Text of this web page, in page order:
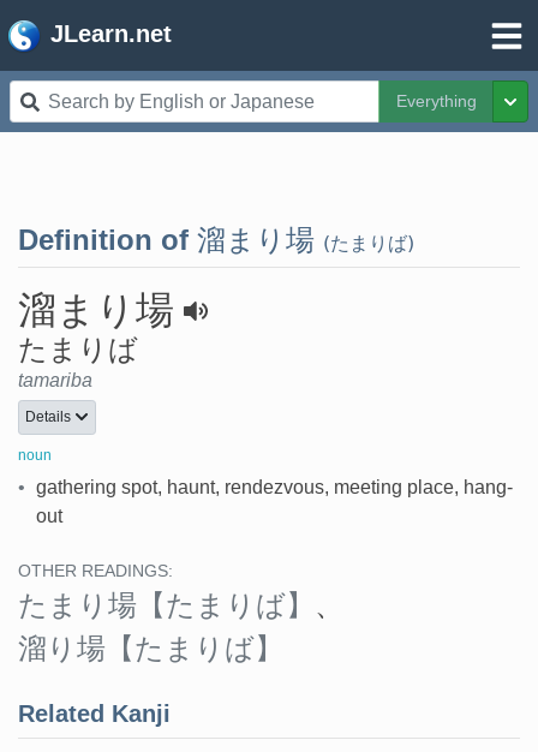
JLearn.net
Everything
Definition of 溜まり場 (たまりば)
溜まり場
たまりば
tamariba
Details
noun
•
gathering spot, haunt, rendezvous, meeting place, hang-
out
OTHER READINGS:
たまり場 【たまりば】 、
溜り場 【たまりば】
Related Kanji